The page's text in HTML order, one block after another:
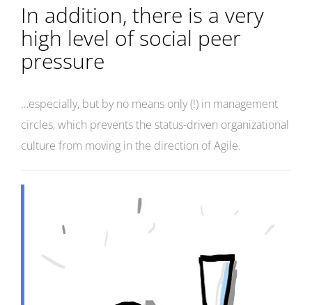
In addition, there is a very
high level of social peer
pressure
…especially, but by no means only (!) in management
circles, which prevents the status-driven organizational
culture from moving in the direction of Agile.